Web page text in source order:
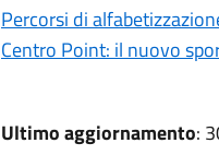
Percorsi di
Centro Point: il nuovo
Ultimo aggiornamento: